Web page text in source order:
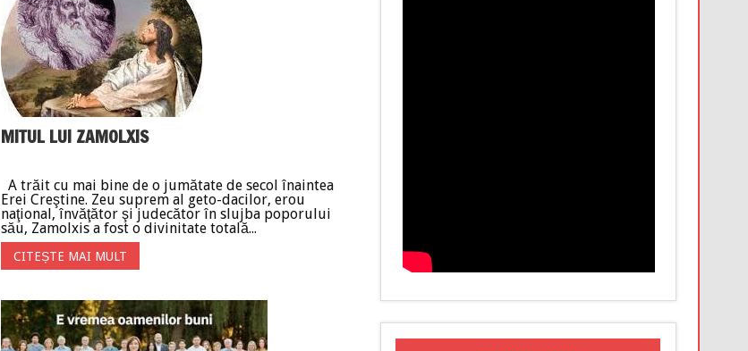
MITUL LUI ZAMOLXIS
A trăit cu mai bine de o jumătate de secol înaintea
Erei Creştine. Zeu suprem al geto-dacilor, erou
naţional, învăţător şi judecător în slujba poporului
său, Zamolxis a fost o divinitate totală...
CITEȘTE MAI MULT